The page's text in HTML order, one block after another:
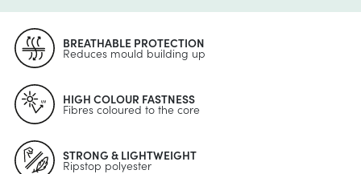
BREATHABLE PROTECTION
Reduces mould building up
HIGH COLOUR FASTNESS
Fibres coloured to the core
STRONG & LIGHTWEIGHT
Ripstop polyester